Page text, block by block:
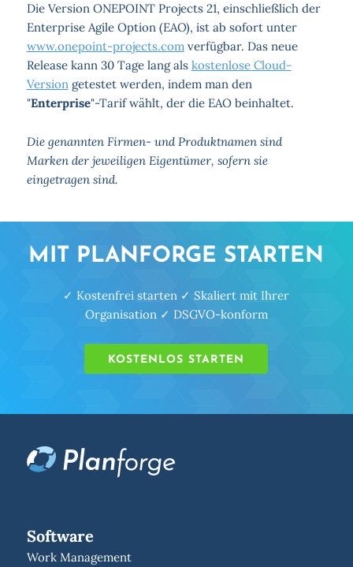
Die Version ONEPOINT Projects 21, einschließlich der
Enterprise Agile Option (EAO), ist ab sofort unter
www.onepoint-projects.comverfügbar. Das neue
Release kann 30 Tage lang als kostenlose Cloud-
Versiongetestet werden, indem man den
"Enterprise"-Tarif wählt, der die EAO beinhaltet.
Die genannten Firmen- und Produktnamen sind
Marken der jeweiligen Eigentümer, sofern sie
eingetragen sind.
MIT PLANFORGE STARTEN
✓ Kostenfrei starten ✓ Skaliert mit Ihrer
Organisation ✓ DSGVO-konform
KOSTENLOS STARTEN
Software
Work Management